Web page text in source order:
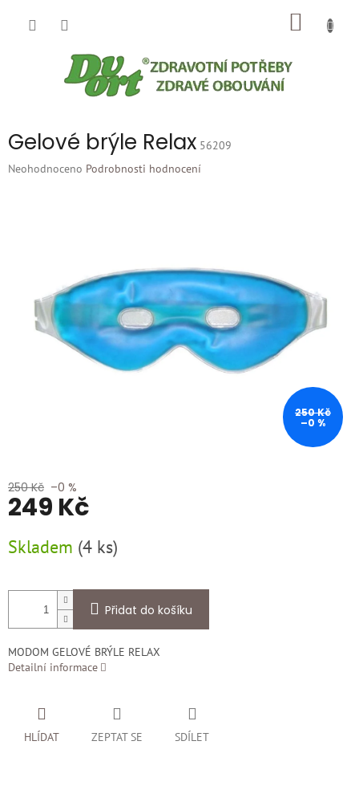
Gelové brýle Relax 56209
Průměrné
Neohodnoceno Podrobnosti hodnocení
250 Kč
–0 %
250 Kč –0 %
249 Kč
cena:
Skladem (4 ks)
Přidat do košíku
MODOM GELOVÉ BRÝLE RELAX
Detailní informace
ZEPTAT SE
HLÍDAT SDÍLET